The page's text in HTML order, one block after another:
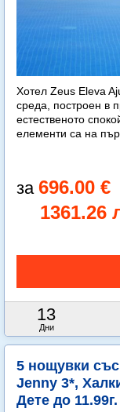
Хотел Zeus Eleva
среда, построен в
естественото
елементи са на
696.00 €
1361.26
13
Дни
5 нощувки със
Jenny 3*,
Дете до